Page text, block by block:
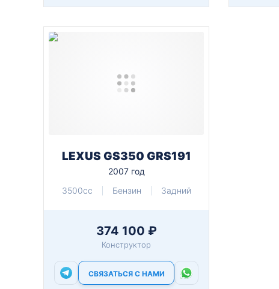
LEXUS GS350 GRS191
2007 год
3500cc
Бензин Задний
374 100 ₽
Конструктор
СВЯЗАТЬСЯ С НАМИ